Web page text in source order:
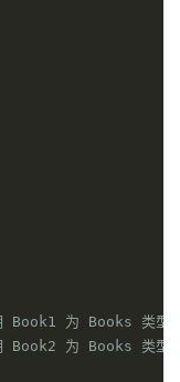
Book1 为 Books 类
Book2 为 Books 类